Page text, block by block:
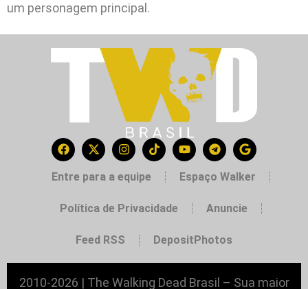
um personagem principal.
Entre para a equipe Espaço Walker
Política de Privacidade Anuncie
Feed RSS DepositPhotos
2010-2026 | The Walking Dead Brasil – Sua maior